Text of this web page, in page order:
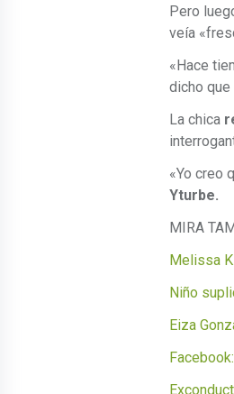
Pero
veía
«Hace
dicho que
La chica
«Yo creo
Yturbe.
MIRA
Melissa
Niño
Eiza